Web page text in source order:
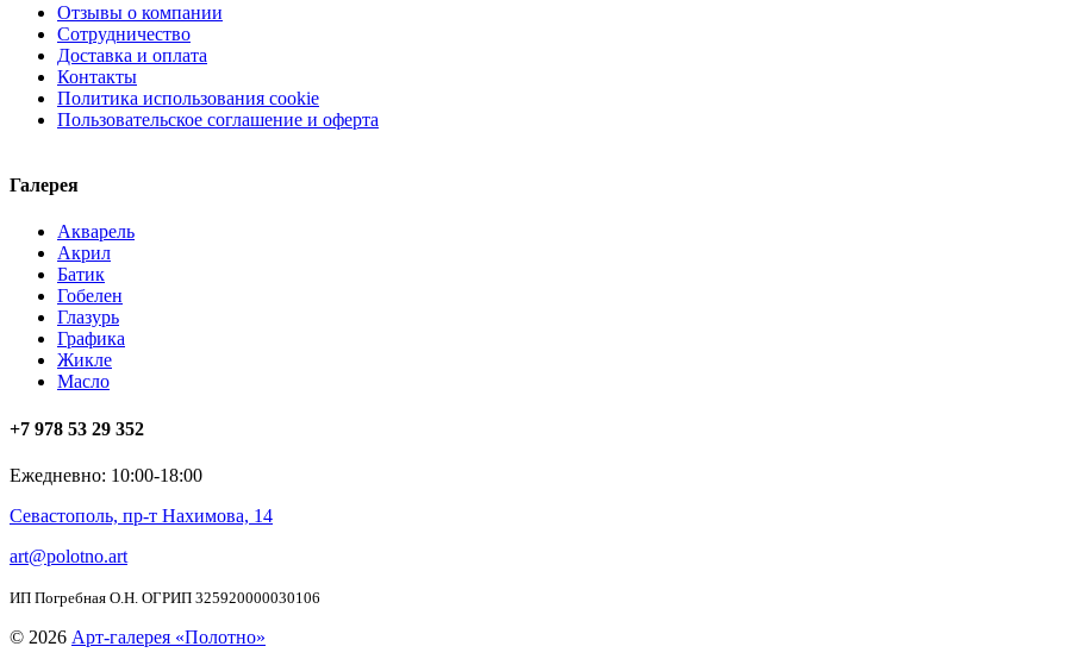
Отзывы о компании
Сотрудничество
Доставка и оплата
Контакты
Политика использования cookie
Пользовательское соглашение и оферта
Галерея
Акварель
Акрил
Батик
Гобелен
Глазурь
Графика
Жикле
Масло
+7 978 53 29 352
Ежедневно: 10:00-18:00
Севастополь, пр-т Нахимова, 14
art@polotno.art
ИП Погребная О.Н. ОГРИП 325920000030106
© 2026 Арт-галерея «Полотно»